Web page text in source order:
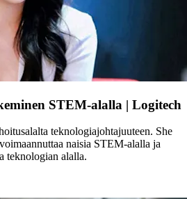
STEM-alalla | Logitech
teknologiajohtajuuteen. She
naisia STEM-alalla ja
teknologian alalla.